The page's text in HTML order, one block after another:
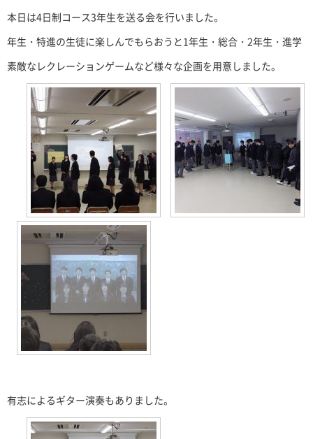
本日は4日制コース3年生を送る会を行いました。
年生・特進の生徒に楽しんでもらおうと1年生・総合・ 2年生・進学
素敵なレクレーションゲームなど様々な企画を用意しました。
有志によるギター演奏もありました。